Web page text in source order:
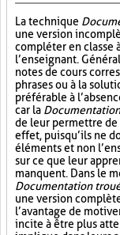
La technique
une version
compléter en classe
l’enseignant.
notes de cours
phrases ou à la
préférable à
car la
de leur permettre de
effet, puisqu’ils ne
éléments et non
sur ce que leur
manquent. Dans le
Documentation
une version
l’avantage de
incite à être plus